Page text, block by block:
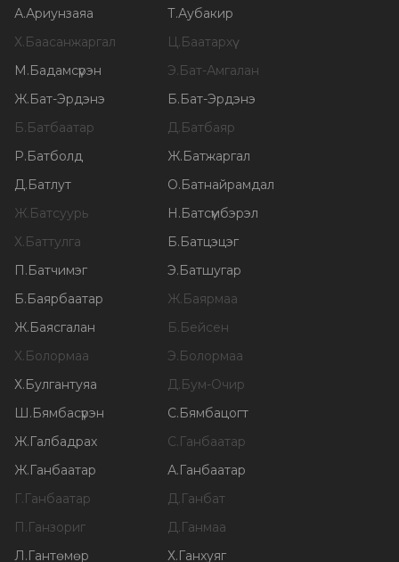
А.Ариунзаяа Т.Аубакир
Х.Баасанжаргал Ц.Баатархүү
М.Бадамсүрэн Э.Бат-Амгалан
Ж.Бат-Эрдэнэ Б.Бат-Эрдэнэ
Б.Батбаатар Д.Батбаяр
Р.Батболд Ж.Батжаргал
Д.Батлут О.Батнайрамдал
Ж.Батсуурь Н.Батсүмбэрэл
Х.Баттулга Б.Батцэцэг
П.Батчимэг Э.Батшугар
Б.Баярбаатар Ж.Баярмаа
Ж.Баясгалан Б.Бейсен
Х.Болормаа Э.Болормаа
Х.Булгантуяа Д.Бум-Очир
Ш.Бямбасүрэн С.Бямбацогт
Ж.Галбадрах С.Ганбаатар
Ж.Ганбаатар А.Ганбаатар
Г.Ганбаатар Д.Ганбат
П.Ганзориг Д.Ганмаа
Л.Гантөмөр Х.Ганхуяг